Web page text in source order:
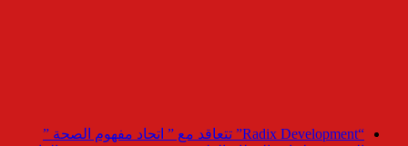
“Radix Development” تتعاقد مع ” اتحاد مفهوم الصحة ”